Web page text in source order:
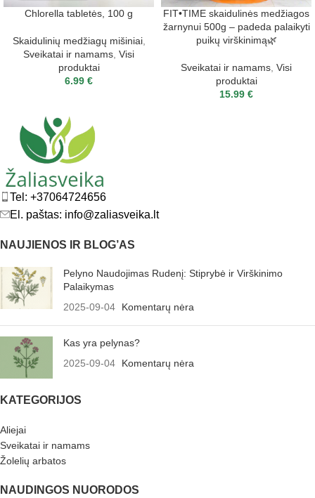
Chlorella tabletės, 100 g
Skaidulinių medžiagų mišiniai,
Sveikatai ir namams Visi
produktai
6.99 €
FIT•TIME skaidulinės medžiagos
žarnynui 500g – padeda palaikyti
puikų virškinimą🌿
Sveikatai ir namams Visi
produktai
15.99 €
Tel: +37064724656
El. paštas: info@zaliasveika.lt
NAUJIENOS IR BLOG’AS
Pelyno Naudojimas Rudenį: Stiprybė ir Virškinimo
Palaikymas
2025-09-04
Komentarų nėra
Kas yra pelynas?
2025-09-04
Komentarų nėra
KATEGORIJOS
Aliejai
Sveikatai ir namams
Žolelių arbatos
NAUDINGOS NUORODOS